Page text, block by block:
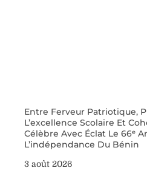
Entre Ferveur Patriotique,
L’excellence Scolaire Et
Célèbre Avec Éclat Le 66ᵉ
L’indépendance Du Bénin
3 août 2026